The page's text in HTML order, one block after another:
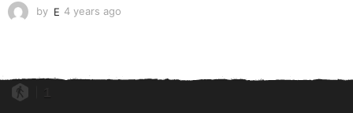
by E 4 years ago